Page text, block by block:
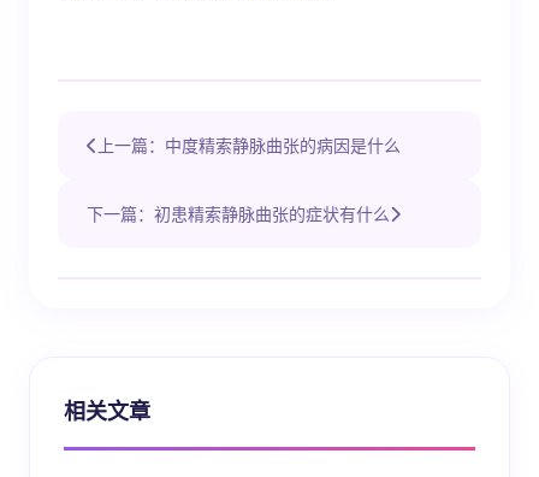
上一篇：中度精索静脉曲张的病因是什么
下一篇：初患精索静脉曲张的症状有什么
相关文章